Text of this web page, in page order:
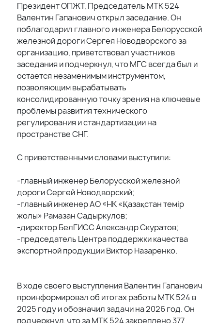
Президент ОПЖТ, Председатель МТК 524
Валентин Гапанович открыл заседание. Он
поблагодарил главного инженера Белорусской
железной дороги Сергея Новодворского за
организацию, приветствовал участников
заседания и подчеркнул, что МГС всегда был и
остается незаменимым инструментом,
позволяющим вырабатывать
консолидированную точку зрения на ключевые
проблемы развития технического
регулирования и стандартизации на
пространстве СНГ.
С приветственными словами выступили:
-главный инженер Белорусской железной
дороги Сергей Новодворский;
-главный инженер АО «НК «Қазақстан темір
жолы» Рамазан Садыркулов;
-директор БелГИСС Александр Скуратов;
-председатель Центра поддержки качества
экспортной продукции Виктор Назаренко.
В ходе своего выступления Валентин Гапанович
проинформировал об итогах работы МТК 524 в
2025 году и обозначил задачи на 2026 год. Он
подчеркнул, что за МТК 524 закреплено 377